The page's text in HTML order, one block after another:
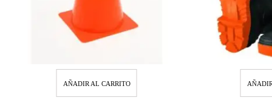
AÑADIR AL CARRITO